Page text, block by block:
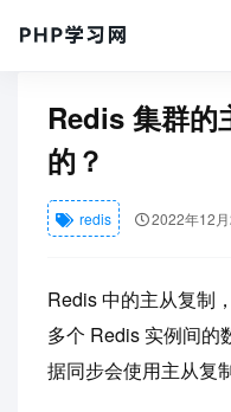
PHP学习网
Redis 集群的
的？
redis 2022年12
Redis 中的主从复制
多个 Redis 实例间的
据同步会使用主从复制